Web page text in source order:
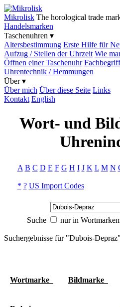
Mikrolisk The horological trade
Handelsmarken
Taschenuhren ▾
Altersbestimmung Erste Hilfe für
Aufzug / Stellen der Uhrzeit Wie
Öffnen einer Taschenuhr
Uhrentechnik / Hemmungen
Über ▾
Über mich Über diese Seite Links
Kontakt English
Wort- und
A B C D E F G H I J K L M N
* ? US Import Codes
Suche nur in
Suchergebnisse für "Dubois-
Wortmarke Bildmarke